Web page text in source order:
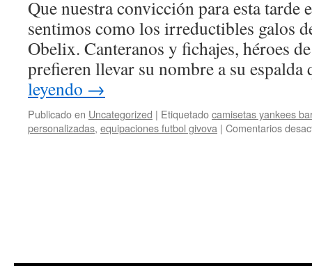
Que nuestra convicción para esta tarde
sentimos como los irreductibles galos
Obelix. Canteranos y fichajes, héroes
prefieren llevar su nombre a su
leyendo →
Publicado en Uncategorized | Etiquetadocamisetas yankees
personalizadas, equipaciones futbol givova | Comentarios